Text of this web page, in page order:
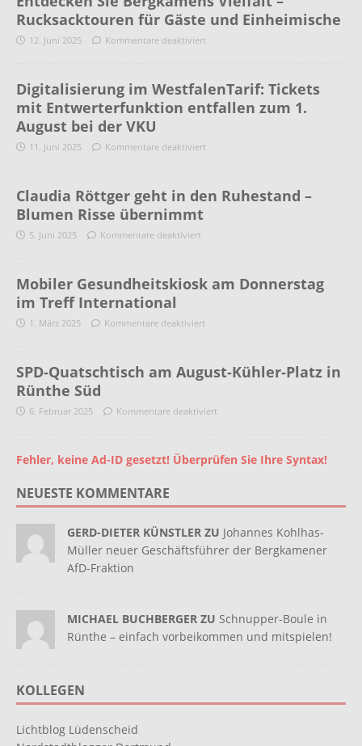
Rucksacktouren für Gäste und Einheimische
12. Juni 2025 Kommentare deaktiviert
Digitalisierung im WestfalenTarif: Tickets
mit Entwerterfunktion entfallen zum 1.
August bei der VKU
11. Juni 2025 Kommentare deaktiviert
Claudia Röttger geht in den Ruhestand –
Blumen Risse übernimmt
5. Juni 2025 Kommentare deaktiviert
Mobiler Gesundheitskiosk am Donnerstag
im Treff International
1. März 2025 Kommentare deaktiviert
SPD-Quatschtisch am August-Kühler-Platz in
Rünthe Süd
6. Februar 2025 Kommentare deaktiviert
Fehler, keine Ad-ID gesetzt! Überprüfen Sie Ihre Syntax!
NEUESTE KOMMENTARE
GERD-DIETER KÜNSTLER ZU Johannes Kohlhas-
Müller neuer Geschäftsführer der Bergkamener
AfD-Fraktion
MICHAEL BUCHBERGER ZU Schnupper-Boule in
Rünthe – einfach vorbeikommen und mitspielen!
KOLLEGEN
Lichtblog Lüdenscheid